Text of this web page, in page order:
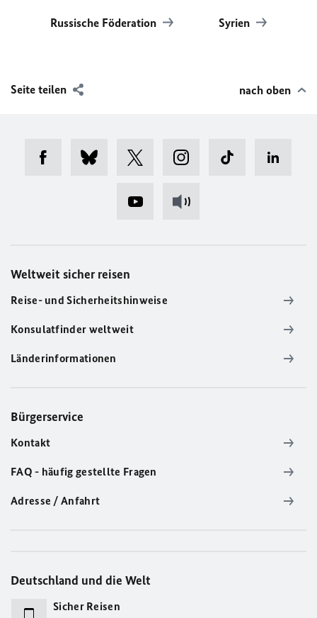
Russische Föderation Syrien
Seite teilen nach oben
Weltweit sicher reisen
Reise- und Sicherheitshinweise
Konsulatfinder weltweit
Länderinformationen
Bürgerservice
Kontakt
FAQ - häufig gestellte Fragen
Adresse / Anfahrt
Deutschland und die Welt
Sicher Reisen